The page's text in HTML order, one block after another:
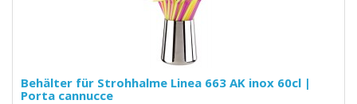
Behälter für Strohhalme Linea 663 AK inox 60cl |
Porta cannucce